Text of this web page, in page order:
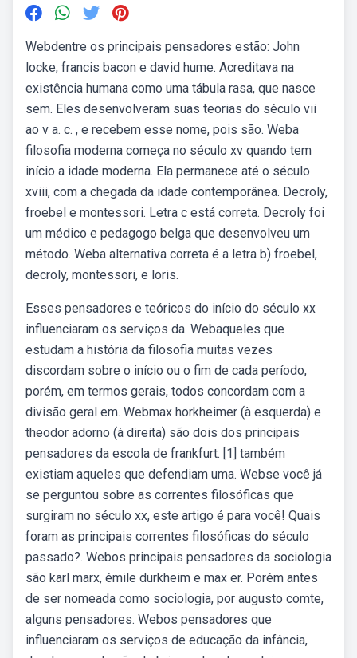
Webdentre os principais pensadores estão: John
locke, francis bacon e david hume. Acreditava na
existência humana como uma tábula rasa, que nasce
sem. Eles desenvolveram suas teorias do século vii
ao v a. c. , e recebem esse nome, pois são. Weba
filosofia moderna começa no século xv quando tem
início a idade moderna. Ela permanece até o século
xviii, com a chegada da idade contemporânea. Decroly,
froebel e montessori. Letra c está correta. Decroly foi
um médico e pedagogo belga que desenvolveu um
método. Weba alternativa correta é a letra b) froebel,
decroly, montessori, e loris.
Esses pensadores e teóricos do início do século xx
influenciaram os serviços da. Webaqueles que
estudam a história da filosofia muitas vezes
discordam sobre o início ou o fim de cada período,
porém, em termos gerais, todos concordam com a
divisão geral em. Webmax horkheimer (à esquerda) e
theodor adorno (à direita) são dois dos principais
pensadores da escola de frankfurt. [1] também
existiam aqueles que defendiam uma. Webse você já
se perguntou sobre as correntes filosóficas que
surgiram no século xx, este artigo é para você! Quais
foram as principais correntes filosóficas do século
passado?. Webos principais pensadores da sociologia
são karl marx, émile durkheim e max er. Porém antes
de ser nomeada como sociologia, por augusto comte,
alguns pensadores. Webos pensadores que
influenciaram os serviços de educação da infância,